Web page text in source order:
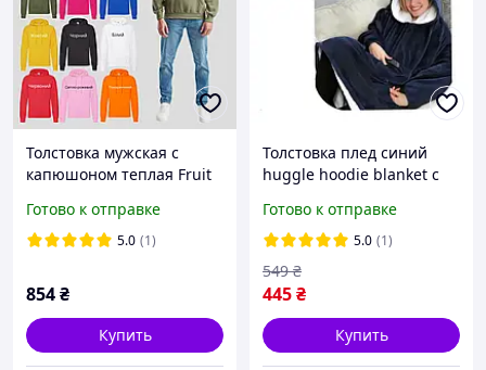
Толстовка мужская с
капюшоном теплая Fruit
Оливковый, S
Готово к отправке
5.0 (1)
854₴
Купить
Толстовка плед синий
huggle hoodie blanket с
халат худи с карманами
для рук GIF
Готово к отправке
5.0 (1)
445₴
549 ₴
Купить